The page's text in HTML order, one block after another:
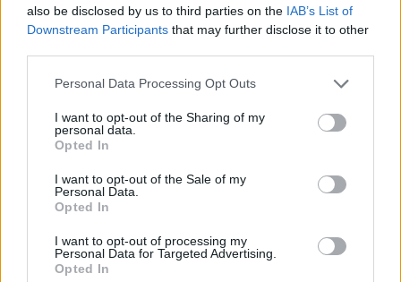
also be disclosed by us to third parties on the IAB’s List of
Downstream Participants that may further disclose it to other
Personal Data Processing Opt Outs
I want to opt-out of the Sharing of my
personal data.
Opted In
I want to opt-out of the Sale of my
Personal Data.
Opted In
I want to opt-out of processing my
Personal Data for Targeted Advertising.
Opted In
Γενικότερα την αγαπούσαμε. Αλλά όσο πιο